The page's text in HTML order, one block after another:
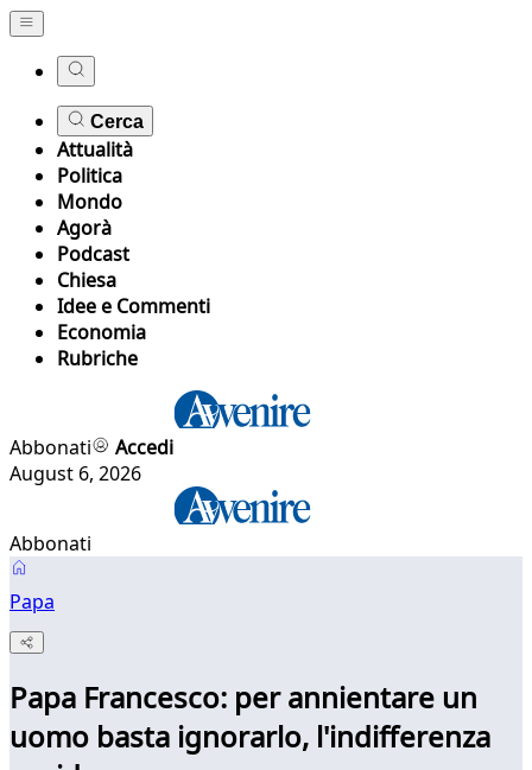
Cerca
Attualità
Politica
Mondo
Agorà
Podcast
Chiesa
Idee e Commenti
Economia
Rubriche
Abbonati
Accedi
August 6, 2026
Abbonati
Papa
Papa Francesco: per annientare un
uomo basta ignorarlo, l'indifferenza